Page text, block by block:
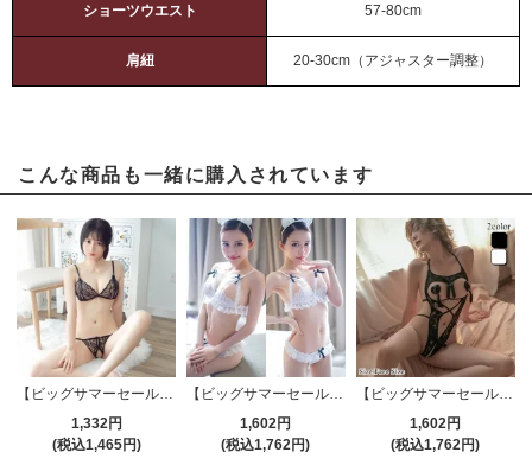
ショーツウエスト 57-80cm
肩紐 20-30cm（アジャスター調整）
こんな商品も一緒に購入されています
【ビッグサマーセール対象品】ブラ・ショーツセット(BRA・SHORTS SET) 002bk
1,332円
(税込1,465円)
【ビッグサマーセール対象品】ブラ・ショーツセット(BRA・SHORTS SET) 114wt
1,602円
(税込1,762円)
【ビッグサマーセール対象品】セクシーテディ(SEXYTEDDY) 943
1,602円
(税込1,762円)